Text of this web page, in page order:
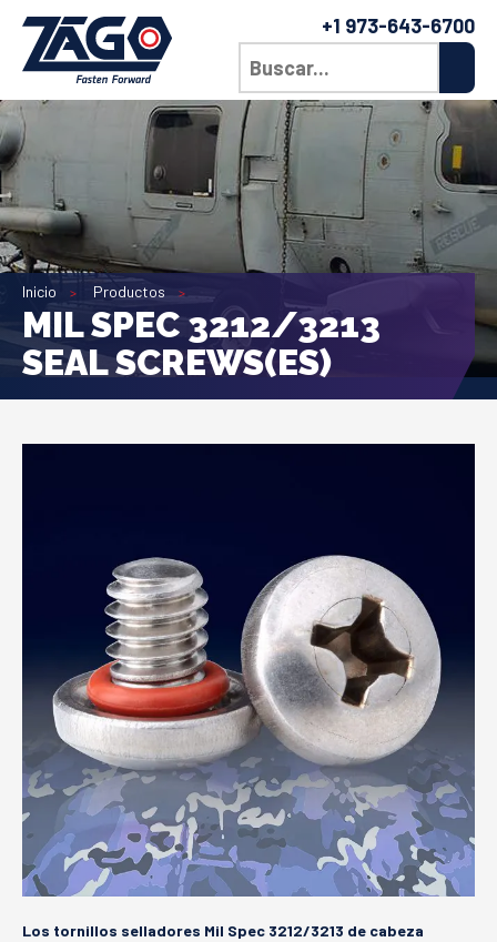
+1 973-643-6700
Inicio Productos
MIL SPEC 3212/3213
SEAL SCREWS(ES)
Los tornillos selladores Mil Spec 3212/3213 de cabeza